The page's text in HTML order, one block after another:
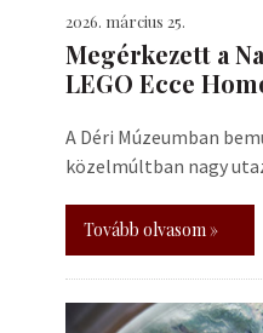
2026. március 25.
Megérkezett a
LEGO Ecce
A Déri Múzeumban
közelmúltban nagy
Tovább olvasom »